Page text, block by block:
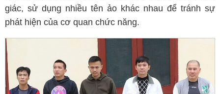
giác, sử dụng nhiều tên ảo khác nhau để tránh sự
phát hiện của cơ quan chức năng.